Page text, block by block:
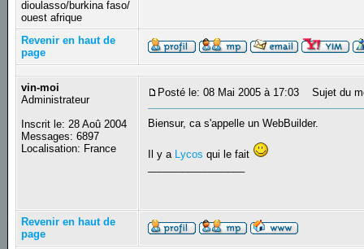
dioulasso/burkina faso/
ouest afrique
Revenir en haut de
page
vin-moi
Administrateur
Inscrit le: 28 Aoû 2004
Messages: 6897
Localisation: France
Posté le: 08 Mai 2005 à 17:03 Sujet du
Biensur, ca s'appelle un WebBuilder.
Il y a Lycos qui le fait
Revenir en haut de
page